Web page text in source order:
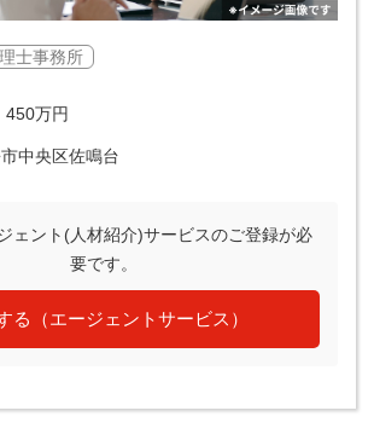
士事務所
450万円
中央区佐鳴台
ェント(人材紹介)サービスのご登録が必
要です。
る（エージェントサービス）